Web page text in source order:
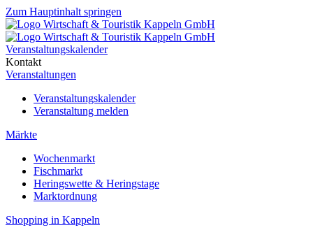
Zum Hauptinhalt springen
Veranstaltungskalender
Kontakt
Veranstaltungen
Veranstaltungskalender
Veranstaltung melden
Märkte
Wochenmarkt
Fischmarkt
Heringswette & Heringstage
Marktordnung
Shopping in Kappeln